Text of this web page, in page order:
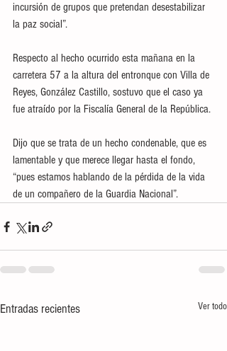
incursión de grupos que pretendan desestabilizar
la paz social”.
Respecto al hecho ocurrido esta mañana en la
carretera 57 a la altura del entronque con Villa de
Reyes, González Castillo, sostuvo que el caso ya
fue atraído por la Fiscalía General de la República.
Dijo que se trata de un hecho condenable, que es
lamentable y que merece llegar hasta el fondo,
“pues estamos hablando de la pérdida de la vida
de un compañero de la Guardia Nacional”.
Entradas recientes Ver todo